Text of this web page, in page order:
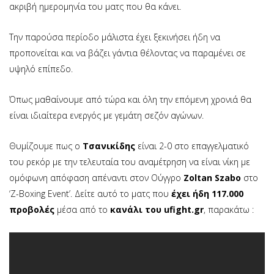
ακριβή ημερομηνία του ματς που θα κάνει.
Την παρούσα περίοδο μάλιστα έχει ξεκινήσει ήδη να
προπονείται και να βάζει γάντια θέλοντας να παραμένει σε
υψηλό επίπεδο.
Όπως μαθαίνουμε από τώρα και όλη την επόμενη χρονιά θα
είναι ιδιαίτερα ενεργός με γεμάτη σεζόν αγώνων.
Θυμίζουμε πως ο Τσανικίδης είναι 2-0 στο επαγγελματικό
του ρεκόρ με την τελευταία του αναμέτρηση να είναι νίκη με
ομόφωνη απόφαση απέναντι στον Ούγγρο Zoltan Szabo στο
‘Z-Boxing Event’. Δείτε αυτό το ματς που έχει ήδη 117.000
προβολές μέσα από το κανάλι του ufight.gr, παρακάτω :